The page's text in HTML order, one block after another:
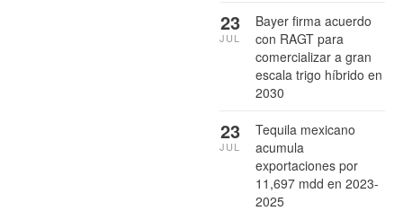
Bayer firma acuerdo
con RAGT para
comercializar a gran
escala trigo híbrido en
2030
23
JUL
Tequila mexicano
acumula
exportaciones por
11,697 mdd en 2023-
2025
23
JUL